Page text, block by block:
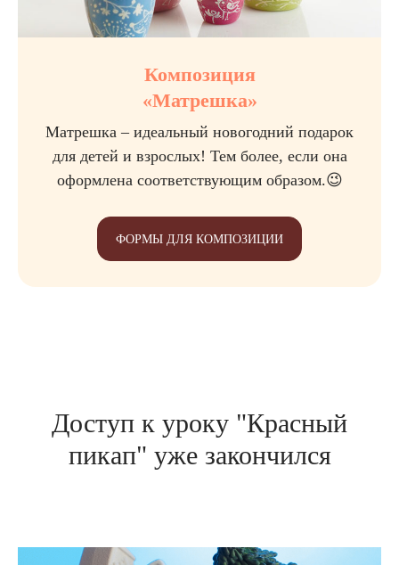
Композиция
«Матрешка»
Матрешка – идеальный новогодний подарок
для детей и взрослых! Тем более, если она
оформлена соответствующим образом.😉
ФОРМЫ ДЛЯ КОМПОЗИЦИИ
Доступ к уроку "Красный
пикап" уже закончился